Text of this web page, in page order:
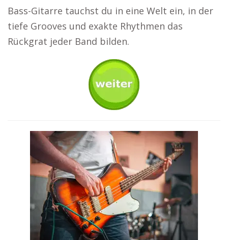
Bass-Gitarre tauchst du in eine Welt ein, in der
tiefe Grooves und exakte Rhythmen das
Rückgrat jeder Band bilden.